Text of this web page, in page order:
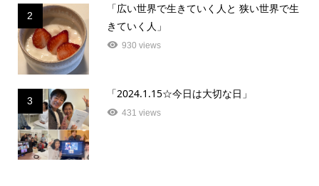
2
「広い世界で生きていく人と 狭い世界で生
きていく人」
930 views
3
「2024.1.15☆今日は大切な日」
431 views